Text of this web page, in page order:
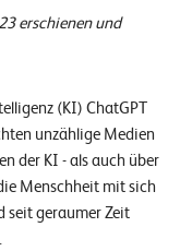
erschienen und
(KI) ChatGPT
unzählige Medien
der KI - als auch über
Menschheit mit sich
seit geraumer Zeit